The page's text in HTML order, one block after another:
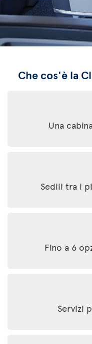
Che cos'è la
Una
Sedili tra i
Fino a 6
Servizi